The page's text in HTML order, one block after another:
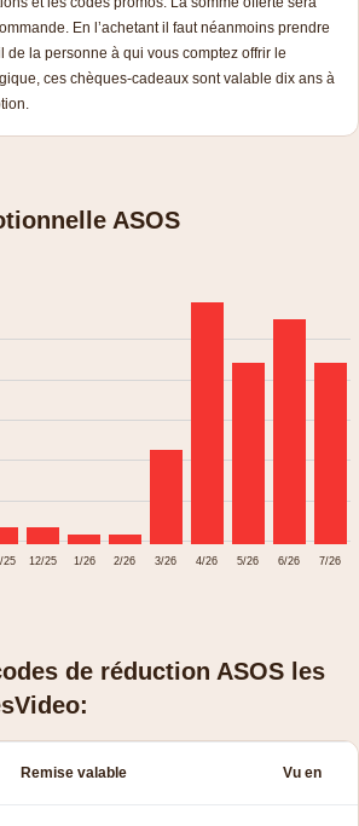
En l’achetant il faut néanmoins prendre
de la personne à qui vous comptez offrir le
ces chèques-cadeaux sont valable dix ans à
ASOS
25 12/25 1/26 2/26 3/26 4/26 5/26 6/26 7/26
de réduction ASOS les
Remise valable Vu en